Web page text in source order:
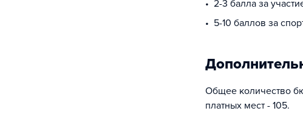
2-3 балла за
5-10 баллов за
Общее количество
платных мест - 105.